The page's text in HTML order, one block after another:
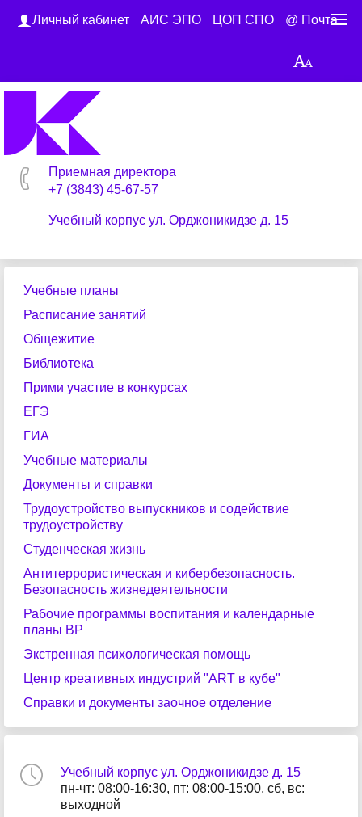
Личный кабинет АИС ЭПО ЦОП СПО @ Почта
Приемная директора
+7 (3843) 45-67-57
Учебный корпус ул. Орджоникидзе д. 15
Учебные планы
Расписание занятий
Общежитие
Библиотека
Прими участие в конкурсах
ЕГЭ
ГИА
Учебные материалы
Документы и справки
Трудоустройство выпускников и содействие
трудоустройству
Студенческая жизнь
Антитеррористическая и кибербезопасность.
Безопасность жизнедеятельности
Рабочие программы воспитания и календарные
планы ВР
Экстренная психологическая помощь
Центр креативных индустрий "ART в кубе"
Справки и документы заочное отделение
Учебный корпус ул. Орджоникидзе д. 15
пн-чт: 08:00-16:30, пт: 08:00-15:00, сб, вс:
выходной